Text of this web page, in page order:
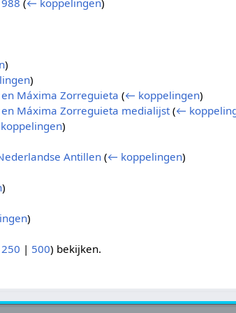
(← koppelingen)
)
)
Máxima Zorreguieta (← koppelingen)
Máxima Zorreguieta medialijst (←
)
Antillen (← koppelingen)
)
)
250 | 500) bekijken.